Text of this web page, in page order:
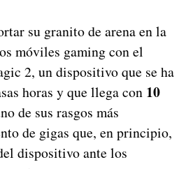
su granito de arena en la
móviles gaming con el
2, un dispositivo que se ha
horas y que llega con 10
de sus rasgos más
de gigas que, en principio,
dispositivo ante los